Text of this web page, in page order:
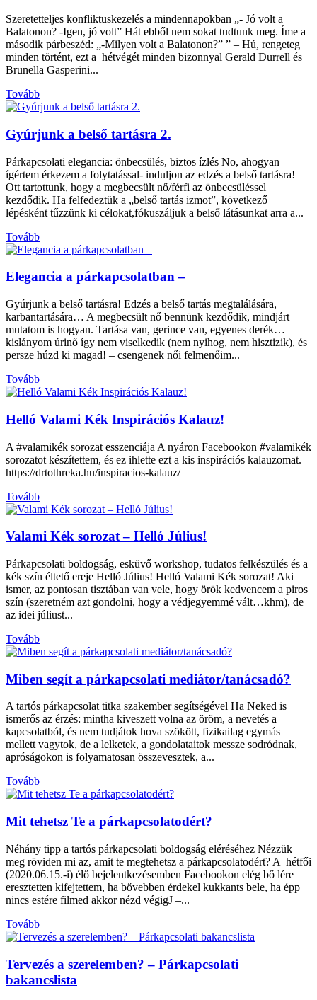
Szeretetteljes konfliktuskezelés a mindennapokban „- Jó volt a
Balatonon? -Igen, jó volt” Hát ebből nem sokat tudtunk meg. Íme a
második párbeszéd: „-Milyen volt a Balatonon?” ” – Hú, rengeteg
minden történt, ezt a hétvégét minden bizonnyal Gerald Durrell és
Brunella Gasperini...
Tovább
Gyúrjunk a belső tartásra 2.
Párkapcsolati elegancia: önbecsülés, biztos ízlés No, ahogyan
ígértem érkezem a folytatással- induljon az edzés a belső tartásra!
Ott tartottunk, hogy a megbecsült nő/férfi az önbecsüléssel
kezdődik. Ha felfedeztük a „belső tartás izmot”, következő
lépésként tűzzünk ki célokat,fókuszáljuk a belső látásunkat arra a...
Tovább
Elegancia a párkapcsolatban –
Gyúrjunk a belső tartásra! Edzés a belső tartás megtalálására,
karbantartására… A megbecsült nő bennünk kezdődik, mindjárt
mutatom is hogyan. Tartása van, gerince van, egyenes derék…
kislányom úrinő így nem viselkedik (nem nyihog, nem hisztizik), és
persze húzd ki magad! – csengenek női felmenőim...
Tovább
Helló Valami Kék Inspirációs Kalauz!
A #valamikék sorozat esszenciája A nyáron Facebookon #valamikék
sorozatot készítettem, és ez ihlette ezt a kis inspirációs kalauzomat.
https://drtothreka.hu/inspiracios-kalauz/
Tovább
Valami Kék sorozat – Helló Július!
Párkapcsolati boldogság, esküvő workshop, tudatos felkészülés és a
kék szín éltető ereje Helló Július! Helló Valami Kék sorozat! Aki
ismer, az pontosan tisztában van vele, hogy örök kedvencem a piros
szín (szeretném azt gondolni, hogy a védjegyemmé vált…khm), de
az idei júliust...
Tovább
Miben segít a párkapcsolati mediátor/tanácsadó?
A tartós párkapcsolat titka szakember segítségével Ha Neked is
ismerős az érzés: mintha kiveszett volna az öröm, a nevetés a
kapcsolatból, és nem tudjátok hova szökött, fizikailag egymás
mellett vagytok, de a lelketek, a gondolataitok messze sodródnak,
apróságokon is folyamatosan összevesztek, a...
Tovább
Mit tehetsz Te a párkapcsolatodért?
Néhány tipp a tartós párkapcsolati boldogság eléréséhez Nézzük
meg röviden mi az, amit te megtehetsz a párkapcsolatodért? A hétfői
(2020.06.15.-i) élő bejelentkezésemben Facebookon elég bő lére
eresztetten kifejtettem, ha bővebben érdekel kukkants bele, ha épp
nincs estére filmed akkor nézd végigJ –...
Tovább
Tervezés a szerelemben? – Párkapcsolati
bakancslista